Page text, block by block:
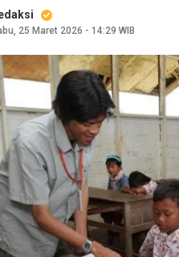
25 Maret 2026 - 14:29 WIB